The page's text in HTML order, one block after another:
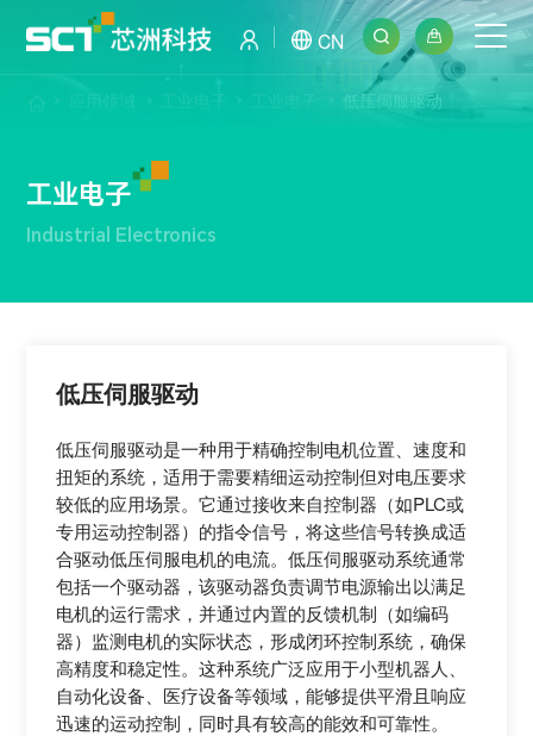
CN
应用领域 工业电子 工业电子 低压伺服驱动
工业电子
Industrial Electronics
低压伺服驱动
低压伺服驱动是一种用于精确控制电机位置、速度和
扭矩的系统，适用于需要精细运动控制但对电压要求
较低的应用场景。它通过接收来自控制器（如PLC或
专用运动控制器）的指令信号，将这些信号转换成适
合驱动低压伺服电机的电流。低压伺服驱动系统通常
包括一个驱动器，该驱动器负责调节电源输出以满足
电机的运行需求，并通过内置的反馈机制（如编码
器）监测电机的实际状态，形成闭环控制系统，确保
高精度和稳定性。这种系统广泛应用于小型机器人、
自动化设备、医疗设备等领域，能够提供平滑且响应
迅速的运动控制，同时具有较高的能效和可靠性。